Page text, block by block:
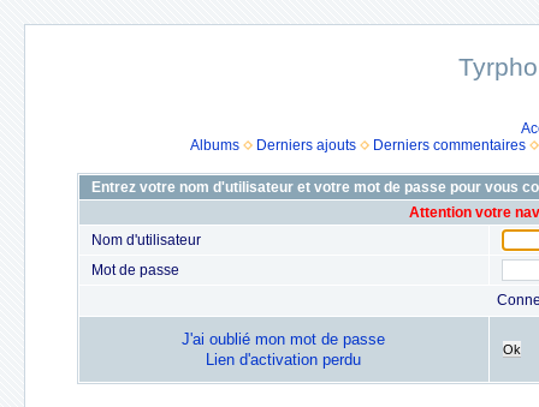
Albums
Derniers ajouts Derniers commentaires
Entrez votre nom d'utilisateur et votre mot de passe pour vous
Attention votre
Nom d'utilisateur
Mot de passe
J'ai oublié mon mot de passe
Lien d'activation perdu
Ok